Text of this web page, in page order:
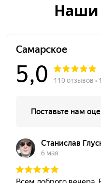
Наши